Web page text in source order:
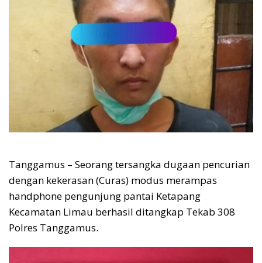
Tanggamus – Seorang tersangka dugaan pencurian
dengan kekerasan (Curas) modus merampas
handphone pengunjung pantai Ketapang
Kecamatan Limau berhasil ditangkap Tekab 308
Polres Tanggamus.